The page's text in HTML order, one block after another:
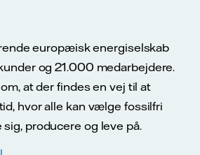
europæisk energiselskab
og 21.000 medarbejdere.
at der findes en vej til at
hvor alle kan vælge fossilfri
producere og leve på.